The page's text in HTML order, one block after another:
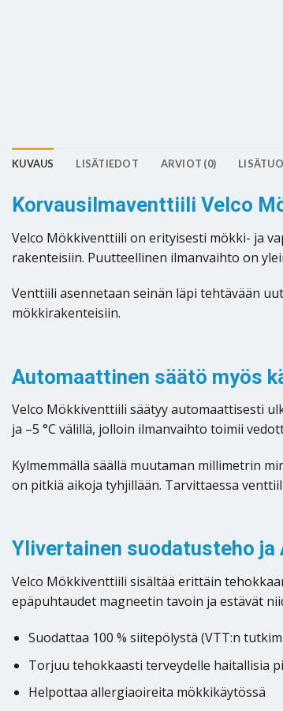
KUVAUS LISÄTIEDOT ARVIOT (0)
Korvausilmaventtiili Velco
Velco Mökkiventtiili on erityisesti mökki- ja
rakenteisiin. Puutteellinen ilmanvaihto on
Venttiili asennetaan seinän läpi tehtävään
mökkirakenteisiin.
Automaattinen säätö myös
Velco Mökkiventtiili säätyy automaattisesti
ja –5 °C välillä, jolloin ilmanvaihto toimii
Kylmemmällä säällä muutaman millimetrin
on pitkiä aikoja tyhjillään. Tarvittaessa
Ylivertainen suodatusteho
Velco Mökkiventtiili sisältää erittäin
epäpuhtaudet magneetin tavoin ja estävät
Suodattaa 100 % siitepölystä (VTT:n
Torjuu tehokkaasti terveydelle haitallisia
Helpottaa allergiaoireita mökkikäytössä